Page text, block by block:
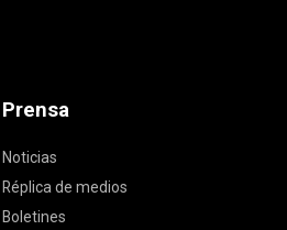
Prensa
Noticias
Réplica de medios
Boletines